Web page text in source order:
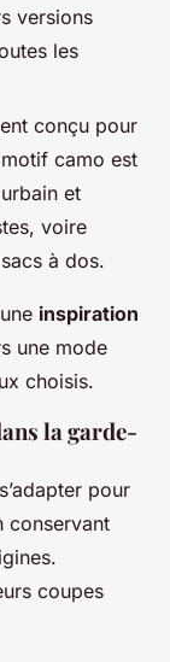
versions
les
conçu pour
camo est
et
voire
à dos.
inspiration
une mode
choisis.
la garde-
pour
conservant
coupes